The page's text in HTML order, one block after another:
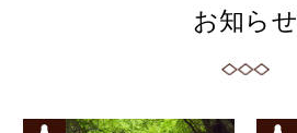
お知らせ